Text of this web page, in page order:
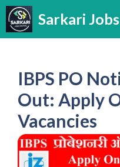
Skip
to
content
Sarkari
IBPS PO
Out: Apply
Vacancies